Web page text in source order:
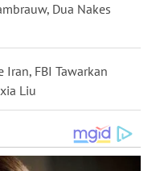
Dua Nakes
FBI Tawarkan
Liu